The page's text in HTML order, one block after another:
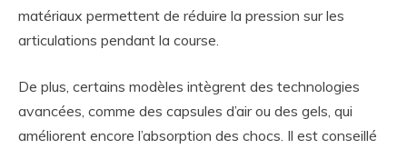
matériaux permettent de réduire la pression sur les
articulations pendant la course.
De plus, certains modèles intègrent des technologies
avancées, comme des capsules d’air ou des gels, qui
améliorent encore l’absorption des chocs. Il est conseillé